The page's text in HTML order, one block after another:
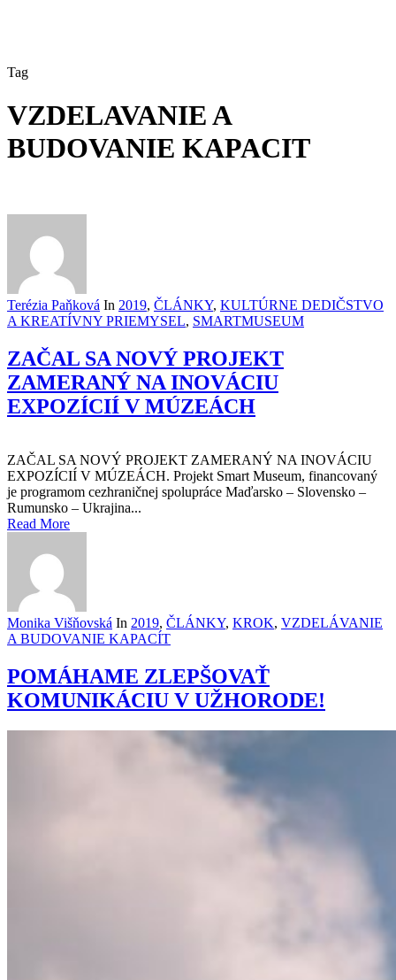
Tag
VZDELAVANIE A
BUDOVANIE KAPACIT
Terézia Paňková In 2019, ČLÁNKY, KULTÚRNE DEDIČSTVO
A KREATÍVNY PRIEMYSEL, SMARTMUSEUM
ZAČAL SA NOVÝ PROJEKT
ZAMERANÝ NA INOVÁCIU
EXPOZÍCIÍ V MÚZEÁCH
ZAČAL SA NOVÝ PROJEKT ZAMERANÝ NA INOVÁCIU
EXPOZÍCIÍ V MÚZEÁCH. Projekt Smart Museum, financovaný
je programom cezhraničnej spolupráce Maďarsko – Slovensko –
Rumunsko – Ukrajina...
Read More
Monika Višňovská In 2019, ČLÁNKY, KROK, VZDELÁVANIE
A BUDOVANIE KAPACÍT
POMÁHAME ZLEPŠOVAŤ
KOMUNIKÁCIU V UŽHORODE!